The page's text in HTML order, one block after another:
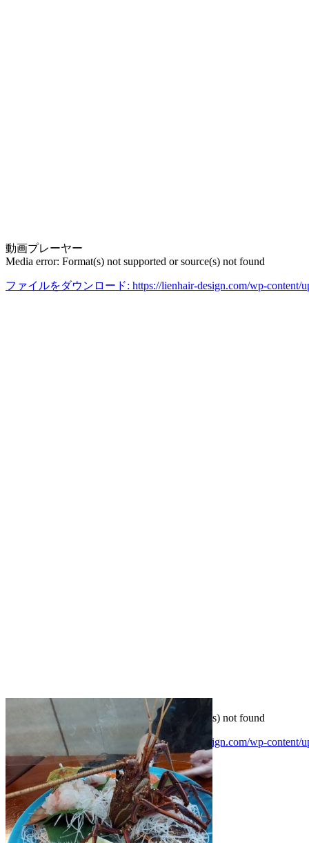
Media error: Format(s) not supported or source(s) not found
ファイルをダウンロード: https://lienhair-design.com/wp-content/
動画プレーヤー
Media error: Format(s) not supported or source(s) not found
ファイルをダウンロード: https://lienhair-design.com/wp-content/
00:00